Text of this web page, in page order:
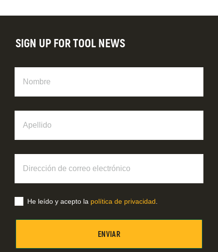
SIGN UP FOR TOOL NEWS
correo
electrónico
He leído y acepto la política de privacidad